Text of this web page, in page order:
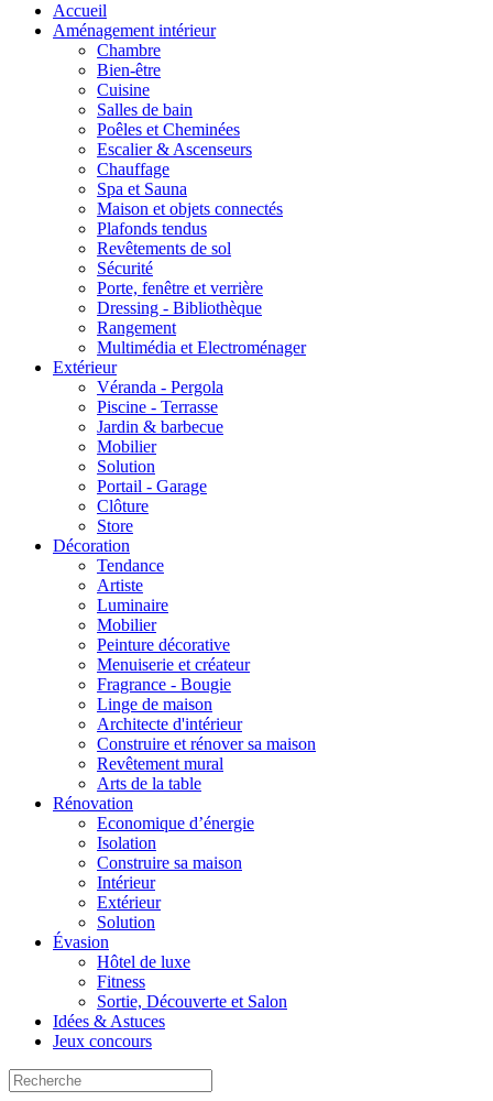
Accueil
Aménagement intérieur
Chambre
Bien-être
Cuisine
Salles de bain
Poêles et Cheminées
Escalier & Ascenseurs
Chauffage
Spa et Sauna
Maison et objets connectés
Plafonds tendus
Revêtements de sol
Sécurité
Porte, fenêtre et verrière
Dressing - Bibliothèque
Rangement
Multimédia et Electroménager
Extérieur
Véranda - Pergola
Piscine - Terrasse
Jardin & barbecue
Mobilier
Solution
Portail - Garage
Clôture
Store
Décoration
Tendance
Artiste
Luminaire
Mobilier
Peinture décorative
Menuiserie et créateur
Fragrance - Bougie
Linge de maison
Architecte d'intérieur
Construire et rénover sa maison
Revêtement mural
Arts de la table
Rénovation
Economique d’énergie
Isolation
Construire sa maison
Intérieur
Extérieur
Solution
Évasion
Hôtel de luxe
Fitness
Sortie, Découverte et Salon
Idées & Astuces
Jeux concours